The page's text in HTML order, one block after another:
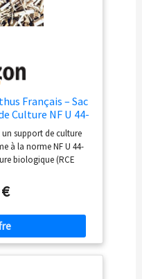
Français – Sac
Culture NF U 44-
les Mauvaises
Biodégradable
support de culture
à la norme NF U 44-
biologique (RCE
vos massifs,
étant esthétique et
– Paillage 100%
en France, conforme
clair Polyvalence
le rembourrage, le